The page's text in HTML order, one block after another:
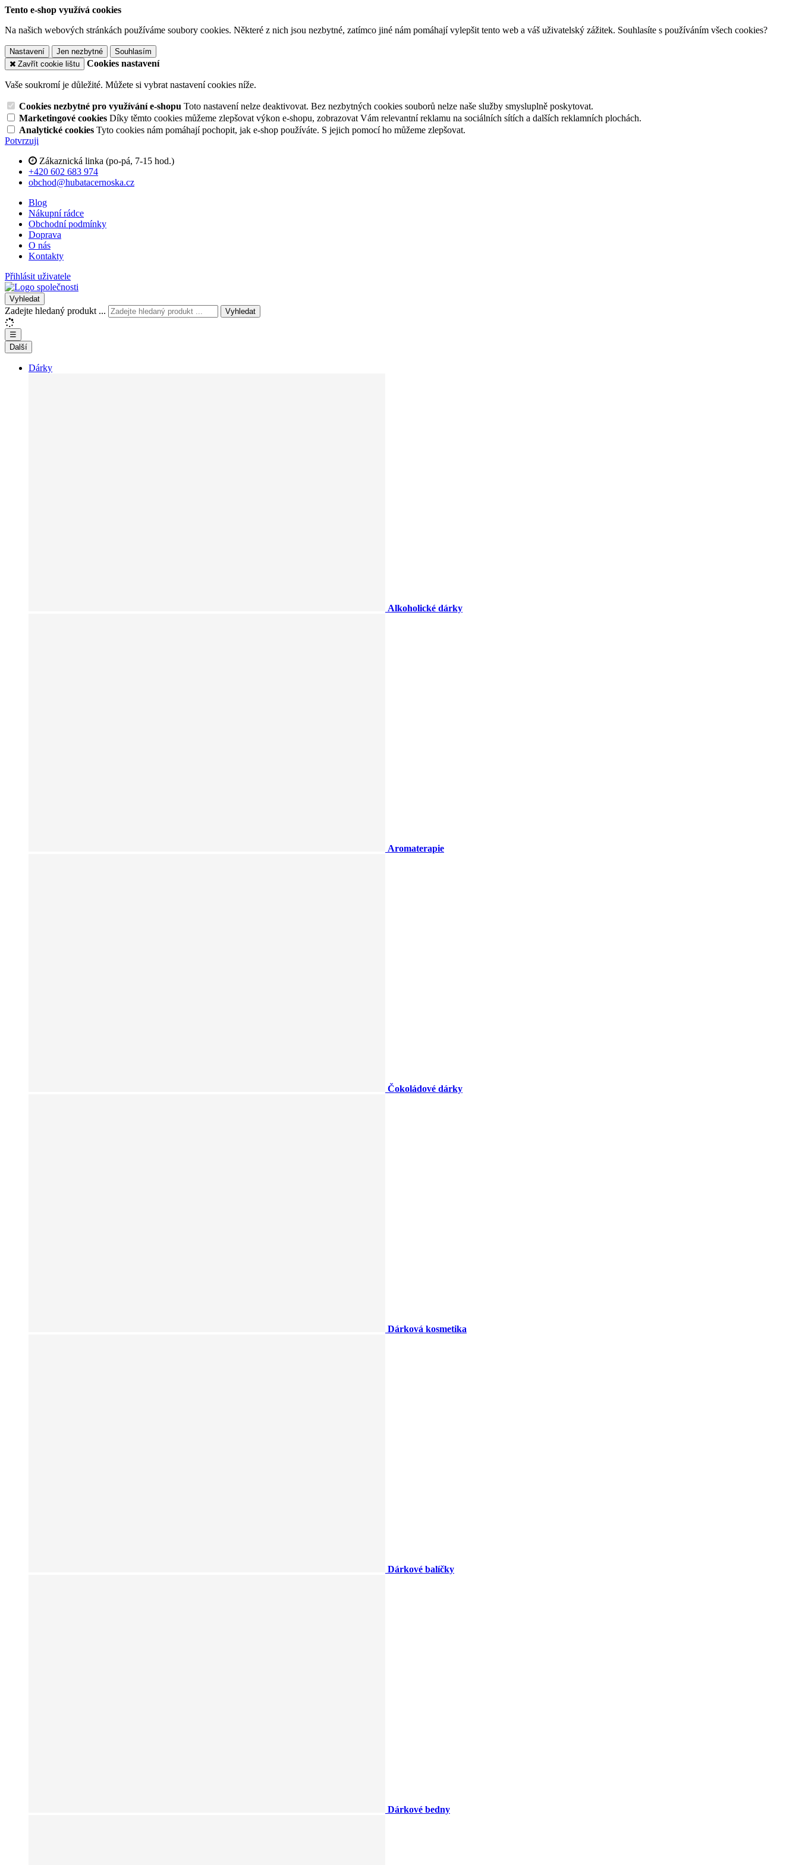
Tento e-shop využívá cookies
Na našich webových stránkách používáme soubory cookies. Některé z nich jsou nezbytné, zatímco jiné nám pomáhají vylepšit tento web a váš uživatelský zážitek. Souhlasíte s používáním všech cookies?
Nastavení Jen nezbytné
Souhlasím
Zavřít cookie lištu
Cookies nastavení
Vaše soukromí je důležité. Můžete si vybrat nastavení cookies níže.
Cookies nezbytné pro využívání e-shopu Toto nastavení nelze deaktivovat. Bez nezbytných cookies souborů nelze naše služby smysluplně poskytovat.
Marketingové cookies Díky těmto cookies můžeme zlepšovat výkon e-shopu, zobrazovat Vám relevantní reklamu na sociálních sítích a dalších reklamních plochách.
Analytické cookies Tyto cookies nám pomáhají pochopit, jak e-shop používáte. S jejich pomocí ho můžeme zlepšovat.
Potvrzuji
Zákaznická linka (po-pá, 7-15 hod.)
+420 602 683 974
obchod@hubatacernoska.cz
Blog
Nákupní rádce
Obchodní podmínky
Doprava
O nás
Kontakty
Přihlásit uživatele
Vyhledat
Zadejte hledaný produkt ... Vyhledat
☰
Další
Dárky
Alkoholické dárky
Aromaterapie
Čokoládové dárky
Dárková kosmetika
Dárkové balíčky
Dárkové bedny